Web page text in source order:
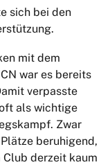
sich bei den
mit dem
war es bereits
verpasste
als wichtige
Zwar
beruhigend,
derzeit kaum